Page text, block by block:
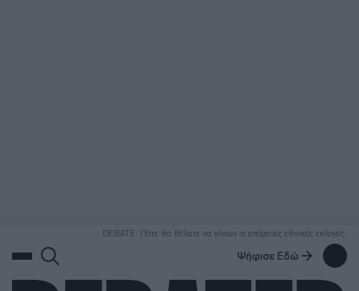
DEBATE: Πότε θα θέλατε να γίνουν οι επόμενες εθνικές εκλογές;
Ψήφισε Εδώ